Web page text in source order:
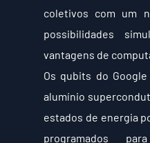
coletivos com um
possibilidades
vantagens de
Os qubits do
alumínio
estados de energia
programados